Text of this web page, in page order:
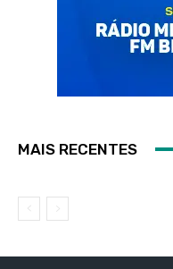
MAIS RECENTES